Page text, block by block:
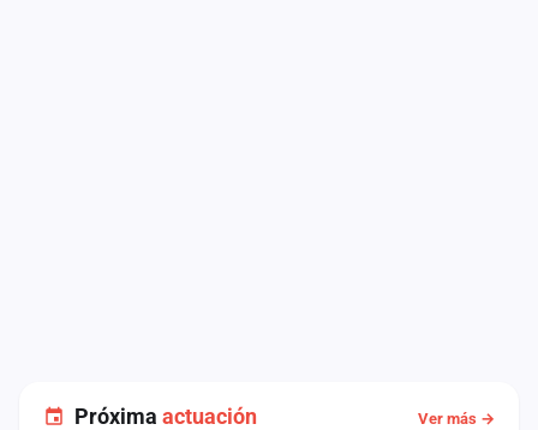
Próxima actuación Ver más →